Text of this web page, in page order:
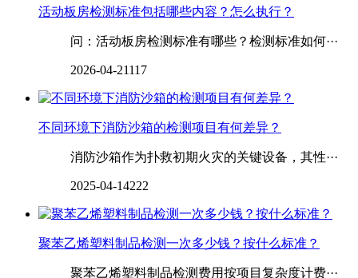
活动板房检测标准包括哪些内容？怎么执行？
问：活动板房检测标准有哪些？检测标准如何···
2026-04-21117
不同环境下消防沙箱的检测项目有何差异？
消防沙箱作为扑救初期火灾的关键设备，其性···
2025-04-14222
‌‌‌‌聚苯乙烯塑料制品检测一次多少钱？按什么标准？
聚苯乙烯塑料制品检测费用按项目复杂度计费···